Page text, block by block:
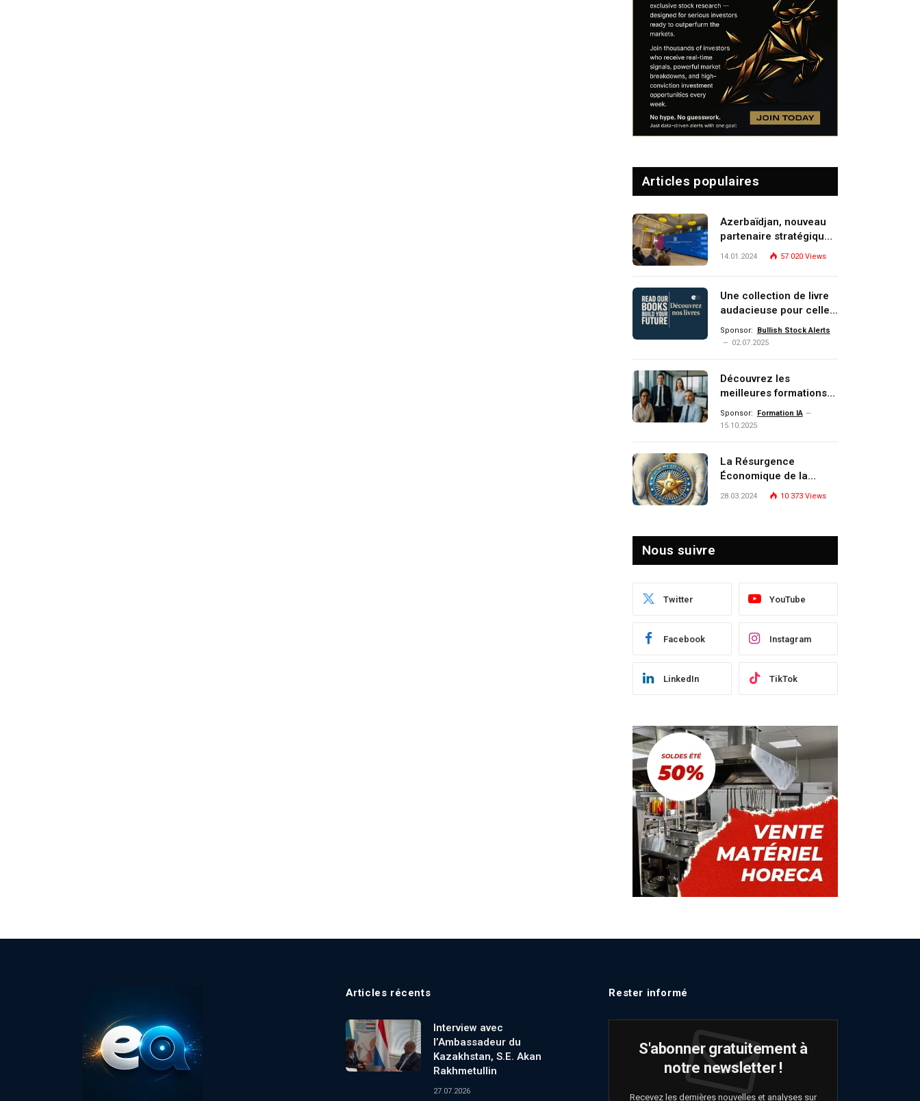
Articles populaires
Azerbaïdjan, nouveau
partenaire stratégique
de l’Union européenne
14.01.2024 57 020 Views
Une collection de livre
audacieuse pour celles
et ceux qui veulent
comprendre, investir et
Sponsor:
Bullish Stock Alerts
02.07.2025
Découvrez les
meilleures formations
Data, IA, automatisation
et investissement
écosystème d’experts
Sponsor:
Formation IA
15.10.2025
La Résurgence
Économique de la
Turquie : Naviguer dans
28.03.2024 10 373 Views
Nous suivre
Twitter YouTube
Facebook Instagram
LinkedIn TikTok
Articles récents
Interview avec
l’Ambassadeur du
Kazakhstan, S.E. Akan
Rakhmetullin
27.07.2026
Rester informé
S'abonner gratuitement à
notre newsletter !
Recevez les dernières nouvelles et analyses sur